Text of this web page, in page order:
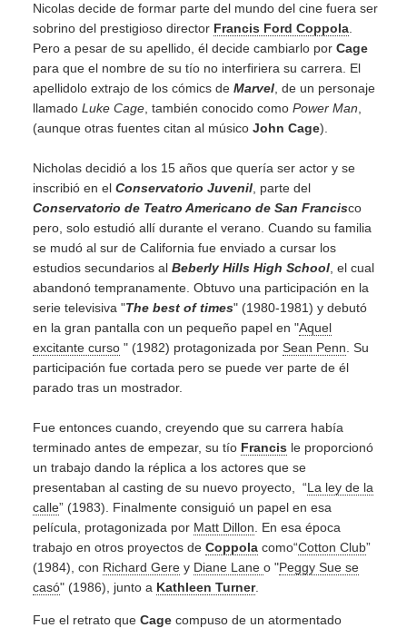
Nicolas decide de formar parte del mundo del cine fuera ser
sobrino del prestigioso director Francis Ford Coppola
Pero a pesar de su apellido, él decide cambiarlo por Cage
para que el nombre de su tío no interfiriera su carrera. El
apellidolo extrajo de los cómics de Marvel , de un personaje
llamado Luke Cage , también conocido como Power Man
(aunque otras fuentes citan al músico John Cage).
Nicholas decidió a los 15 años que quería ser actor y se
inscribió en el Conservatorio Juvenil , parte del
Conservatorio de Teatro Americano de San Francisco
pero, solo estudió allí durante el verano. Cuando su familia
se mudó al sur de California fue enviado a cursar los
estudios secundarios al Beberly Hills High School , el cual
abandonó tempranamente. Obtuvo una participación en la
serie televisiva "The best of times" (1980-1981) y debutó
en la gran pantalla con un pequeño papel en "Aquel
excitante curso " (1982) protagonizada por Sean Penn . Su
participación fue cortada pero se puede ver parte de él
parado tras un mostrador.
Fue entonces cuando, creyendo que su carrera había
terminado antes de empezar, su tío Francis le proporcionó
un trabajo dando la réplica a los actores que se
presentaban al casting de su nuevo proyecto,
“La ley de la
calle” (1983). Finalmente consiguió un papel en esa
película, protagonizada por Matt Dillon . En esa época
trabajo en otros proyectos de Coppola como“Cotton Club”
(1984), con Richard Gere y Diane Lane o "Peggy Sue se
casó" (1986), junto a Kathleen Turner.
Fue el retrato que Cage compuso de un atormentado